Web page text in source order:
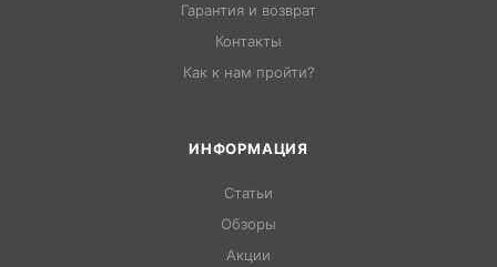
Гарантия и возврат
Контакты
Как к нам пройти?
ИНФОРМАЦИЯ
Статьи
Обзоры
Акции